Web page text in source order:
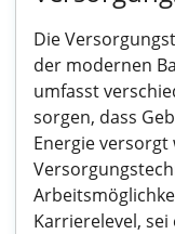
Die
der modernen
umfasst
sorgen, dass
Energie
Karrierelevel,